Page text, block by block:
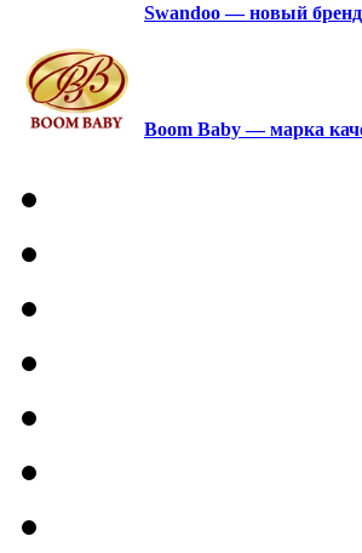
Swandoo — новый бренд
Boom Baby — марка